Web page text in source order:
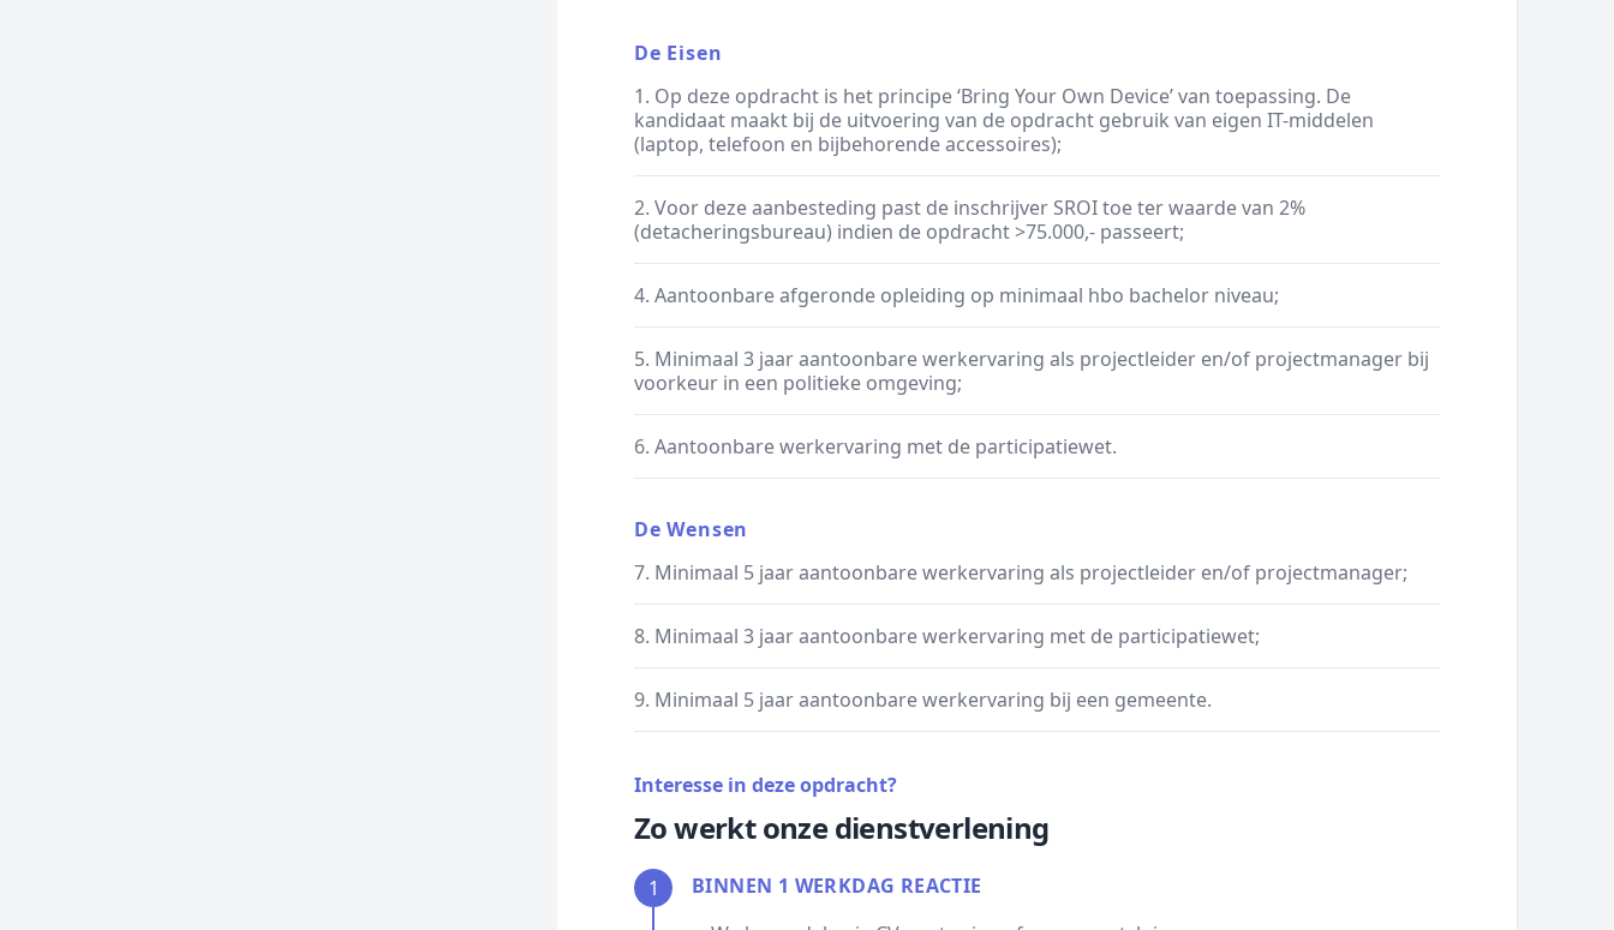
De Eisen
1. Op deze opdracht is het principe ‘Bring Your Own Device’ van toepassing. De
kandidaat maakt bij de uitvoering van de opdracht gebruik van eigen IT-middelen
(laptop, telefoon en bijbehorende accessoires);
2. Voor deze aanbesteding past de inschrijver SROI toe ter waarde van 2%
(detacheringsbureau) indien de opdracht >75.000,- passeert;
4. Aantoonbare afgeronde opleiding op minimaal hbo bachelor niveau;
5. Minimaal 3 jaar aantoonbare werkervaring als projectleider en/of projectmanager bij
voorkeur in een politieke omgeving;
6. Aantoonbare werkervaring met de participatiewet.
De Wensen
7. Minimaal 5 jaar aantoonbare werkervaring als projectleider en/of projectmanager;
8. Minimaal 3 jaar aantoonbare werkervaring met de participatiewet;
9. Minimaal 5 jaar aantoonbare werkervaring bij een gemeente.
Interesse in deze opdracht?
Zo werkt onze dienstverlening
1
BINNEN 1 WERKDAG REACTIE